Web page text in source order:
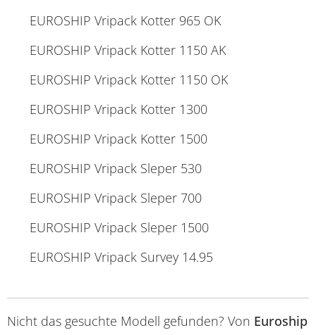
EUROSHIP Vripack Kotter 965 OK
EUROSHIP Vripack Kotter 1150 AK
EUROSHIP Vripack Kotter 1150 OK
EUROSHIP Vripack Kotter 1300
EUROSHIP Vripack Kotter 1500
EUROSHIP Vripack Sleper 530
EUROSHIP Vripack Sleper 700
EUROSHIP Vripack Sleper 1500
EUROSHIP Vripack Survey 14.95
Nicht das gesuchte Modell gefunden? Von Euroship